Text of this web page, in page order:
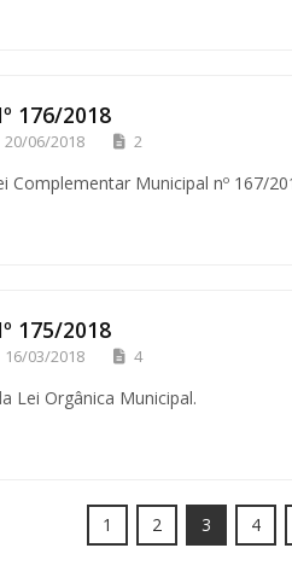
176/2018
20/06/2018 2
Complementar Municipal nº 167/
175/2018
16/03/2018 4
Lei Orgânica Municipal.
1 2 3 4